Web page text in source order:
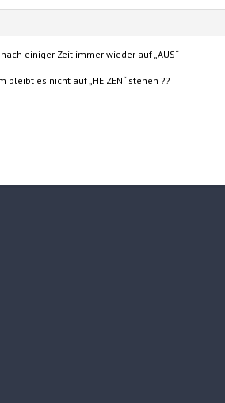
einiger Zeit immer wieder auf „AUS“
es nicht auf „HEIZEN“ stehen ??